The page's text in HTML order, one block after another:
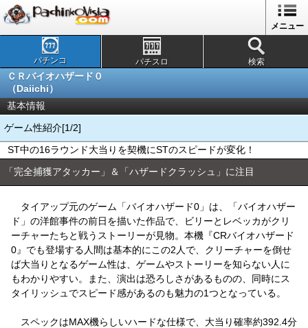
メニュー
パチンコ パチスロ 検索
ＣＲバイオハザード０
（Daiichi）
基本情報
ゲーム性紹介[1/2]
ST中の16ラウンド大当りを契機にSTのスピードが変化！
「完全捕獲アタッカー」＆「ハザードクラッシュ」に注目
タイアップ元のゲーム「バイオハザード0」は、「バイオハザー
ド」の洋館事件の前日を描いた作品で、ビリーとレベッカがクリ
ーチャーたちと戦うストーリーが見物。本機『CRバイオハザード
0』でも登場する人間は基本的にこの2人で、クリーチャーを倒せ
ば大当りとなるゲーム性は、ゲームやストーリーを知らない人に
もわかりやすい。また、演出は恐ろしさがあるものの、同時にス
タイリッシュでスピード感があるのも魅力の1つとなっている。
スペックはMAX機らしいハードな仕様で、大当り確率約392.4分